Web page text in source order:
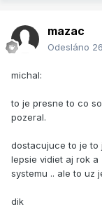
mazac
Odesláno
michal:
to je presne to co
pozeral.
dostacujuce to je to
lepsie vidiet aj rok a
systemu .. ale to uz
dik